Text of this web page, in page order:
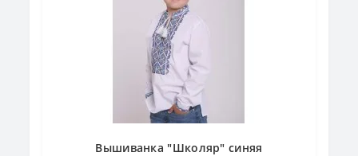
Вышиванка "Школяр" синяя